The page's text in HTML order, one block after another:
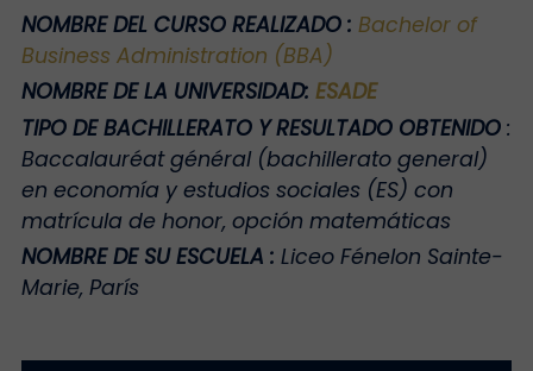
NOMBRE DEL CURSO REALIZADO : Bachelor of
Business Administration (BBA)
NOMBRE DE LA UNIVERSIDAD: ESADE
TIPO DE BACHILLERATO Y RESULTADO OBTENIDO :
Baccalauréat général (bachillerato general)
en economía y estudios sociales (ES) con
matrícula de honor, opción matemáticas
NOMBRE DE SU ESCUELA : Liceo Fénelon Sainte-
Marie, París